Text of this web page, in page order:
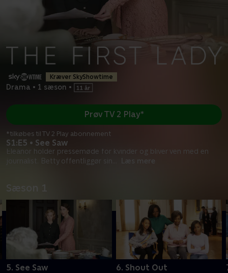
Kræver SkyShowtime
Drama • 1 sæson •
S1:E5 • See Saw
Eleanor holder pressemøde for kvinder og bliver ven med en
journalist. Betty offentliggør sin
Læs mere
Prøv TV 2 Play*
*tilkøbes til TV 2 Play abonnement
5. See Saw 6. Shout Out